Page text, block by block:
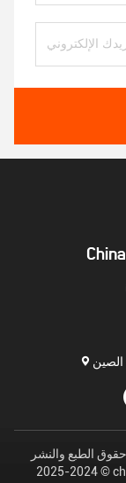
الطبع والنشر